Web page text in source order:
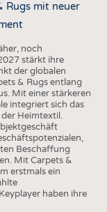
Rugs mit neuer
noch
stärkt ihre
der globalen
& Rugs entlang
Mit einer stärkeren
integriert sich das
Heimtextil.
Beschaffung
Mit Carpets &
erstmals ein
haben ihre